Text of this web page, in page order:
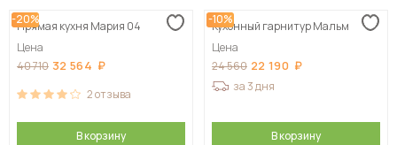
-20%
Прямая кухня Мария 04
Цена
40 710 32 564
2отзыва
В корзину
-10%
Кухонный гарнитур Мальм
Цена
24 560 22 190
за 3 дня
В корзину